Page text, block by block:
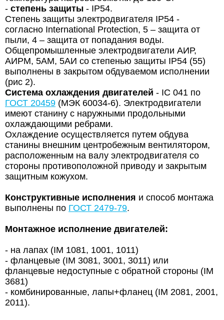
- степень защиты - IP54.
Степень защиты электродвигателя IP54 -
согласно International Protection, 5 – защита от
пыли, 4 – защита от попадания воды.
Общепромышленные электродвигатели АИР,
АИРМ, 5АМ, 5АИ со степенью защиты IP54 (55)
выполнены в закрытом обдуваемом исполнении
(рис 2).
Система охлаждения двигателей - IC 041 по
ГОСТ 20459 (МЭК 60034-6). Электродвигатели
имеют станину с наружными продольными
охлаждающими ребрами.
Охлаждение осуществляется путем обдува
станины внешним центробежным вентилятором,
расположенным на валу электродвигателя со
стороны противоположной приводу и закрытым
защитным кожухом.
Конструктивные исполнения и способ монтажа
выполнены по ГОСТ 2479-79.
Монтажное исполнение двигателей:
- на лапах (IM 1081, 1001, 1011)
- фланцевые (IM 3081, 3001, 3011) или
фланцевые недоступные с обратной стороны (IM
3681)
- комбинированные, лапы+фланец (IM 2081, 2001,
2011).